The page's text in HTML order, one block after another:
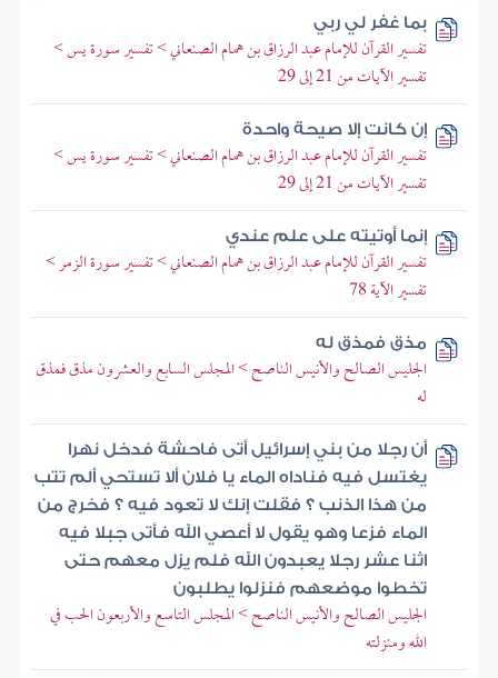
بما غفر لي ربي
تفسير القرآن للإمام عبد الرزاق بن همام الصنعاني > تفسير سورة يس >
تفسير الآيات من 21 إلى 29
إن كانت إلا صيحة واحدة
تفسير القرآن للإمام عبد الرزاق بن همام الصنعاني > تفسير سورة يس >
تفسير الآيات من 21 إلى 29
إنما أوتيته على علم عندي
تفسير القرآن للإمام عبد الرزاق بن همام الصنعاني > تفسير سورة الزمر >
تفسير الآية 78
مذق فمذق له
الجليس الصالح والأنيس الناصح > المجلس السابع والعشرون مذق فمذق
له
أن رجلا من بني إسرائيل أتى فاحشة فدخل نهرا
يغتسل فيه فناداه الماء يا فلان ألا تستحي ألم تتب
من هذا الذنب ؟ فقلت إنك لا تعود فيه ؟ فخرج من
الماء فزعا وهو يقول لا أعصي الله فأتى جبلا فيه
اثنا عشر رجلا يعبدون الله فلم يزل معهم حتى
تخطوا موضعهم فنزلوا يطلبون
الجليس الصالح والأنيس الناصح > المجلس التاسع والأربعون الحب في
الله ومنزلته